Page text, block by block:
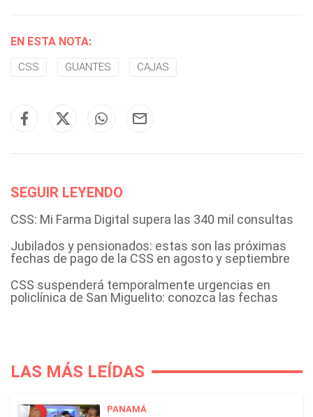
EN ESTA NOTA:
CSS GUANTES CAJAS
SEGUIR LEYENDO
CSS: Mi Farma Digital supera las 340 mil consultas
Jubilados y pensionados: estas son las próximas
fechas de pago de la CSS en agosto y septiembre
CSS suspenderá temporalmente urgencias en
policlínica de San Miguelito: conozca las fechas
LAS MÁS LEÍDAS
PANAMÁ